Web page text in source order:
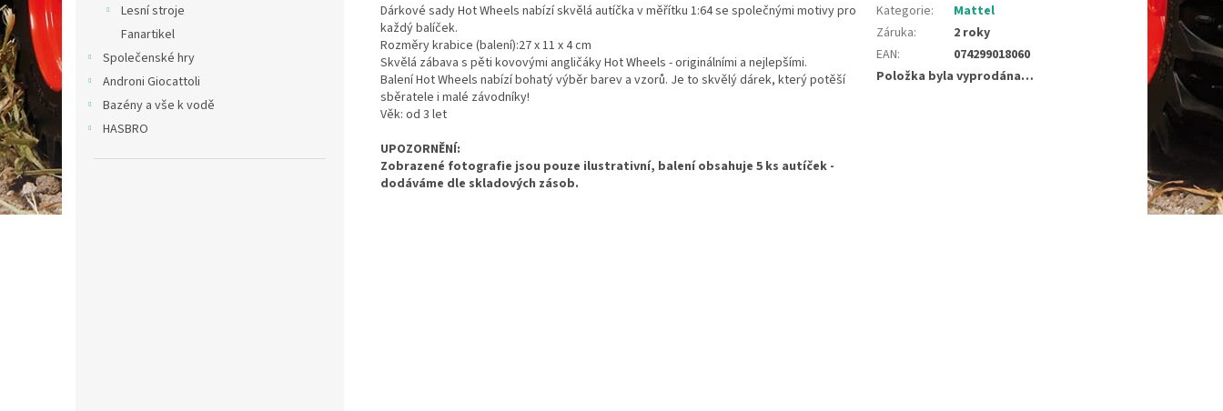
Lesní stroje
Fanartikel
Společenské hry
Androni Giocattoli
Bazény a vše k vodě
HASBRO
Dárkové sady Hot Wheels nabízí skvělá autíčka v měřítku 1:64 se společnými motivy pro
každý balíček.
Rozměry krabice (balení):27 x 11 x 4 cm
Skvělá zábava s pěti kovovými angličáky Hot Wheels - originálními a nejlepšími.
Balení Hot Wheels nabízí bohatý výběr barev a vzorů. Je to skvělý dárek, který potěší
sběratele i malé závodníky!
Věk: od 3 let
UPOZORNĚNÍ:
Zobrazené fotografie jsou pouze ilustrativní, balení obsahuje 5 ks autíček -
dodáváme dle skladových zásob.
Kategorie:
Mattel
Záruka:
2 roky
EAN:
074299018060
Položka byla vyprodána…